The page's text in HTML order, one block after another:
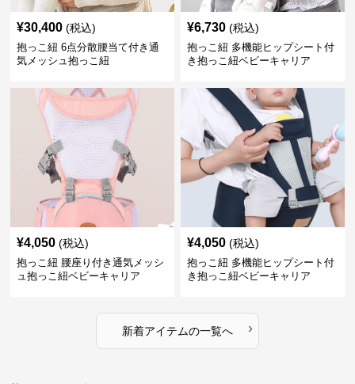
¥30,400 (税込)
抱っこ紐 6点分散腰当て付き通
気メッシュ抱っこ紐
¥6,730 (税込)
抱っこ紐 多機能ヒップシート付
き抱っこ紐ベビーキャリア
¥4,050 (税込)
抱っこ紐 腰座り付き通気メッシ
ュ抱っこ紐ベビーキャリア
¥4,050 (税込)
抱っこ紐 多機能ヒップシート付
き抱っこ紐ベビーキャリア
新着アイテムの一覧へ ›